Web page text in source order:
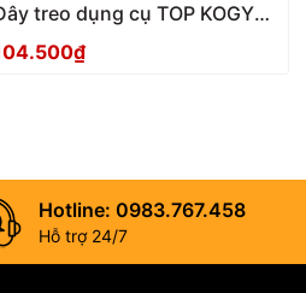
treo dụng cụ TOP KOGYO
CSBK
Hotline: 0983.767.458
Hỗ trợ 24/7